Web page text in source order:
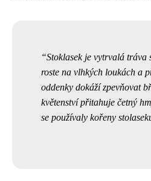
Stoklasek je vytrvalá tráva
roste na vlhkých loukách a
oddenky dokáží zpevňovat
květenství přitahuje četný
se používaly kořeny